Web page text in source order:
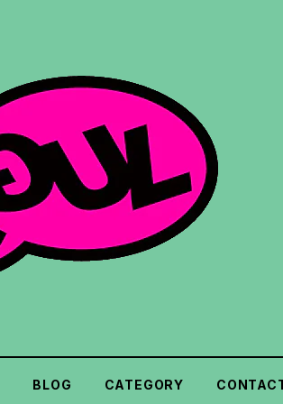
BLOG CATEGORY